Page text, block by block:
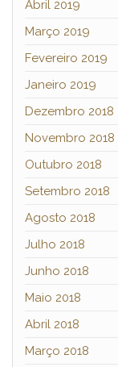
Abril 2019
Março 2019
Fevereiro 2019
Janeiro 2019
Dezembro 2018
Novembro 2018
Outubro 2018
Setembro 2018
Agosto 2018
Julho 2018
Junho 2018
Maio 2018
Abril 2018
Março 2018